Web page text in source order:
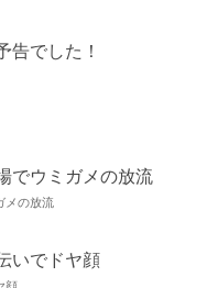
告でした！
メの放流